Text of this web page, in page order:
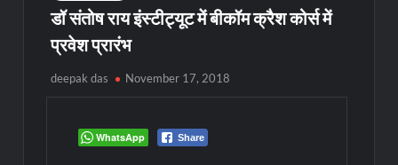
डॉ संतोष राय इंस्टीट्यूट में बीकॉम क्रैश कोर्स में
प्रवेश प्रारंभ
deepak das November 17, 2018
WhatsApp Share